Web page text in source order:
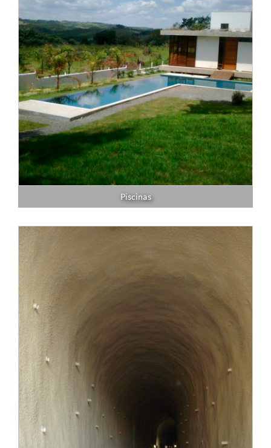
Piscinas